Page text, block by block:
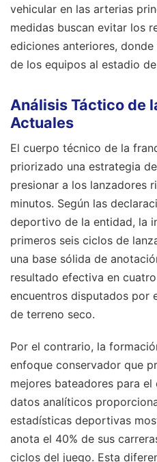
vehicular en las arterias
medidas buscan evitar los
ediciones anteriores,
de los equipos al estadio
Análisis Táctico de
Actuales
El cuerpo técnico de la
priorizado una estrategia
presionar a los lanzadores
minutos. Según las
deportivo de la entidad, la
primeros seis ciclos de
una base sólida de
resultado efectiva en
encuentros disputados por
de terreno seco.
Por el contrario, la
enfoque conservador que
mejores bateadores para
datos analíticos
estadísticas deportivas
anota el 40% de sus
ciclos del juego. Esta